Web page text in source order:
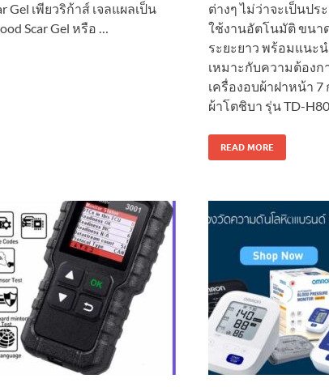
Gel เพียวริก้าส์ เจลแผลเป็น
Scar Gel หรือ …
ต่างๆ ไม่ว่าจะเป็นป
ใช้งานอัตโนมัติ ขนา
ระยะยาว พร้อมแนะ
เหมาะกับความต้องก
เครื่องอบผ้าฝาหน้า 7
ผ้าโตชิบา รุ่น TD-
READ MORE